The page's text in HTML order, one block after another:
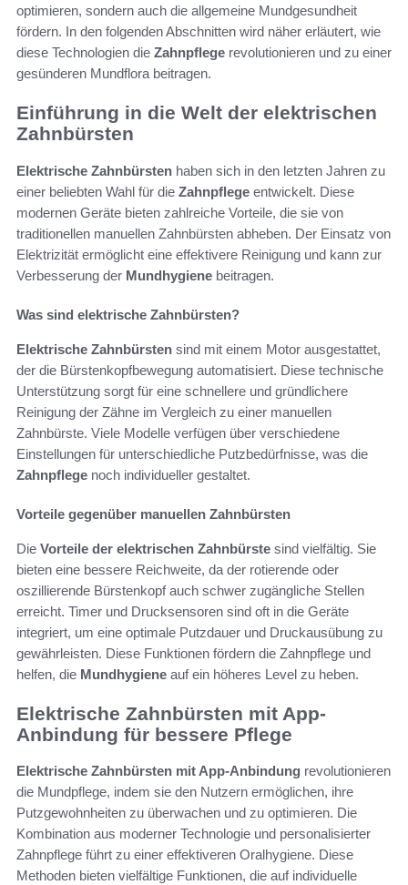
optimieren, sondern auch die allgemeine Mundgesundheit
fördern. In den folgenden Abschnitten wird näher erläutert, wie
diese Technologien die Zahnpflege revolutionieren und zu einer
gesünderen Mundflora beitragen.
Einführung in die Welt der elektrischen
Zahnbürsten
Elektrische Zahnbürsten haben sich in den letzten Jahren zu
einer beliebten Wahl für die Zahnpflege entwickelt. Diese
modernen Geräte bieten zahlreiche Vorteile, die sie von
traditionellen manuellen Zahnbürsten abheben. Der Einsatz von
Elektrizität ermöglicht eine effektivere Reinigung und kann zur
Verbesserung der Mundhygiene beitragen.
Was sind elektrische Zahnbürsten?
Elektrische Zahnbürsten sind mit einem Motor ausgestattet,
der die Bürstenkopfbewegung automatisiert. Diese technische
Unterstützung sorgt für eine schnellere und gründlichere
Reinigung der Zähne im Vergleich zu einer manuellen
Zahnbürste. Viele Modelle verfügen über verschiedene
Einstellungen für unterschiedliche Putzbedürfnisse, was die
Zahnpflege noch individueller gestaltet.
Vorteile gegenüber manuellen Zahnbürsten
Die Vorteile der elektrischen Zahnbürste sind vielfältig. Sie
bieten eine bessere Reichweite, da der rotierende oder
oszillierende Bürstenkopf auch schwer zugängliche Stellen
erreicht. Timer und Drucksensoren sind oft in die Geräte
integriert, um eine optimale Putzdauer und Druckausübung zu
gewährleisten. Diese Funktionen fördern die Zahnpflege und
helfen, die Mundhygiene auf ein höheres Level zu heben.
Elektrische Zahnbürsten mit App-
Anbindung für bessere Pflege
Elektrische Zahnbürsten mit App-Anbindung revolutionieren
die Mundpflege, indem sie den Nutzern ermöglichen, ihre
Putzgewohnheiten zu überwachen und zu optimieren. Die
Kombination aus moderner Technologie und personalisierter
Zahnpflege führt zu einer effektiveren Oralhygiene. Diese
Methoden bieten vielfältige Funktionen, die auf individuelle